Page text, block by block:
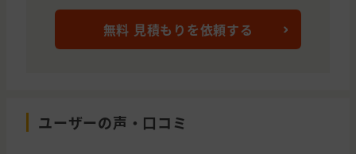
無料 見積もりを依頼する
ユーザーの声・口コミ